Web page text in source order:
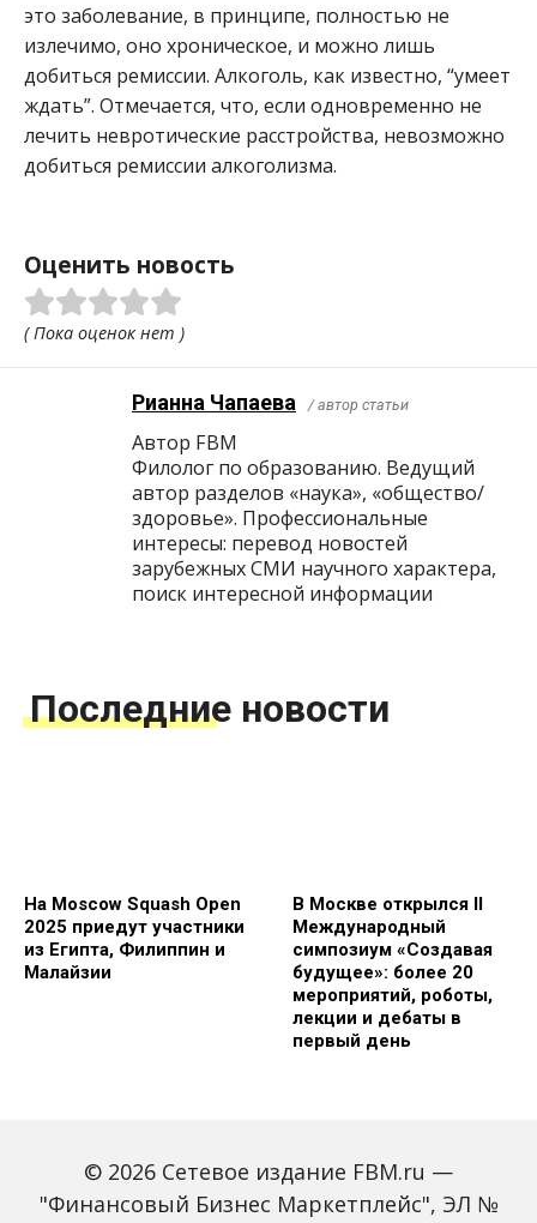
это заболевание, в принципе, полностью не
излечимо, оно хроническое, и можно лишь
добиться ремиссии. Алкоголь, как известно, “умеет
ждать”. Отмечается, что, если одновременно не
лечить невротические расстройства, невозможно
добиться ремиссии алкоголизма.
Оценить новость
( Пока оценок нет )
Рианна Чапаева / автор статьи
Автор FBM
Филолог по образованию. Ведущий
автор разделов «наука», «общество/
здоровье». Профессиональные
интересы: перевод новостей
зарубежных СМИ научного характера,
поиск интересной информации
Последние новости
На Moscow Squash Open
2025 приедут участники
из Египта, Филиппин и
Малайзии
В Москве открылся II
Международный
симпозиум «Создавая
будущее»: более 20
мероприятий, роботы,
лекции и дебаты в
первый день
© 2026 Сетевое издание FBM.ru —
"Финансовый Бизнес Маркетплейс", ЭЛ №